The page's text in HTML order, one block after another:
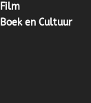
Film
Boek en Cultuur